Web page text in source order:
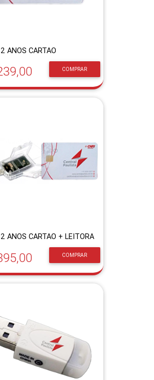
ANOS CARTAO
COMPRAR
ANOS CARTAO + LEITORA
COMPRAR